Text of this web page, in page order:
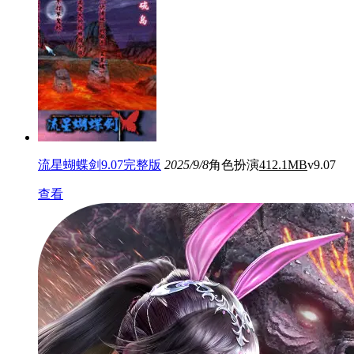
流星蝴蝶剑9.07完整版 2025/9/8角色扮演412.1MBv9.07
查看